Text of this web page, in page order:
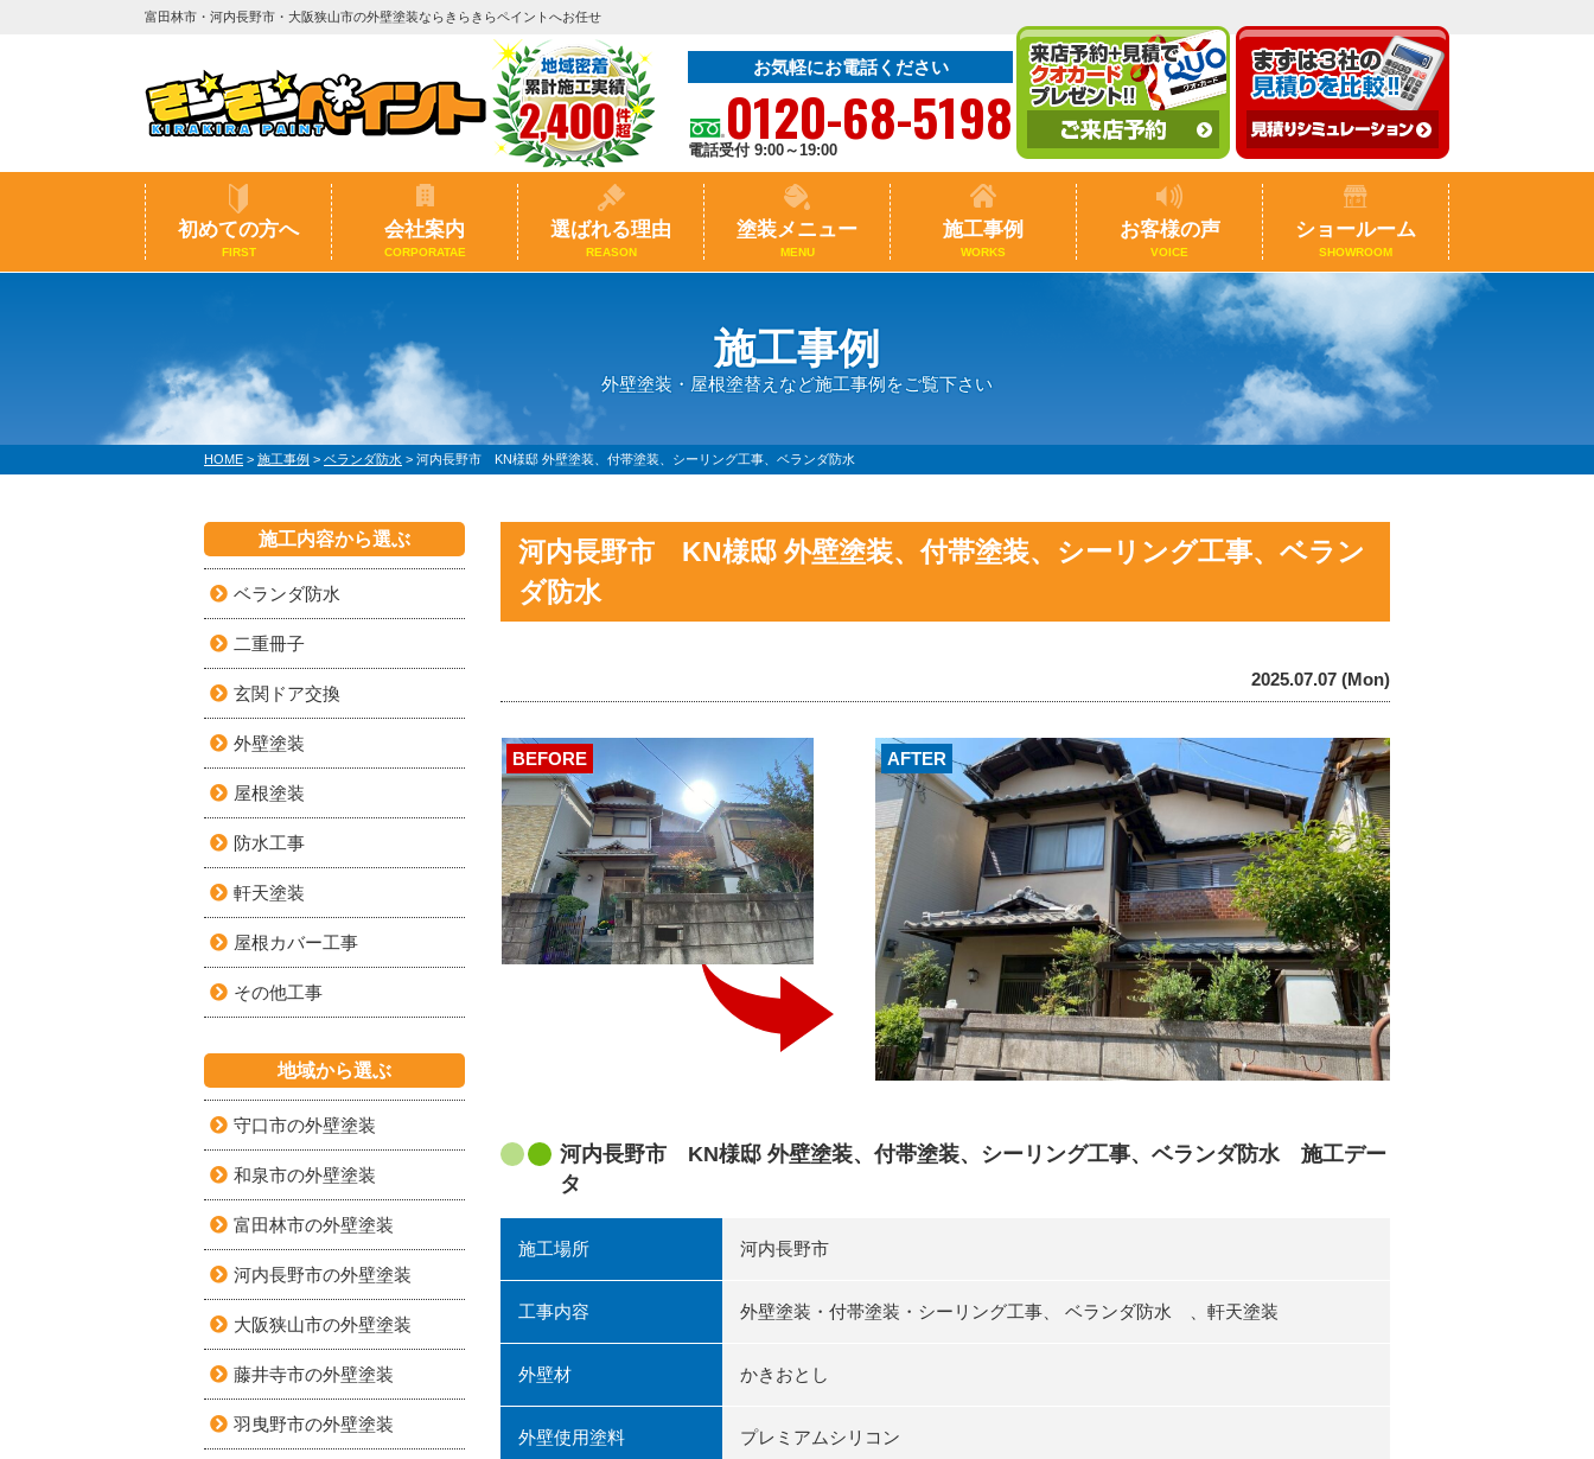
富田林市・河内長野市・大阪狭山市の外壁塗装ならきらきらペイントへお任せ
お気軽にお電話ください
0120-68-5198
電話受付 9:00～19:00
初めての方へ
FIRST
会社案内
CORPORATAE
選ばれる理由
REASON
塗装メニュー
MENU
施工事例
WORKS
お客様の声
VOICE
ショールーム
SHOWROOM
施工事例
外壁塗装・屋根塗替えなど施工事例をご覧下さい
HOME > 施工事例 > ベランダ防水 > 河内長野市 KN様邸 外壁塗装、付帯塗装、シーリング工事、ベランダ防水
河内長野市 KN様邸 外壁塗装、付帯塗装、シーリング工事、ベラン
ダ防水
2025.07.07 (Mon)
AFTER
BEFORE
河内長野市 KN様邸 外壁塗装、付帯塗装、シーリング工事、ベランダ防水 施工デー
タ
施工場所 河内長野市
工事内容 外壁塗装・付帯塗装・シーリング工事、 ベランダ防水 、軒天塗装
外壁材 かきおとし
外壁使用塗料 プレミアムシリコン
施工内容から選ぶ
ベランダ防水
二重冊子
玄関ドア交換
外壁塗装
屋根塗装
防水工事
軒天塗装
屋根カバー工事
その他工事
地域から選ぶ
守口市の外壁塗装
和泉市の外壁塗装
富田林市の外壁塗装
河内長野市の外壁塗装
大阪狭山市の外壁塗装
藤井寺市の外壁塗装
羽曳野市の外壁塗装